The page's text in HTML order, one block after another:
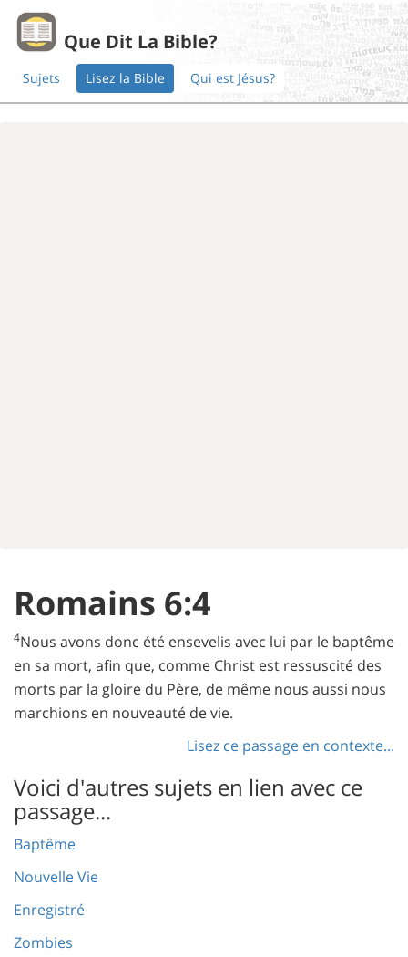
Que Dit La Bible?
Sujets Lisez la Bible Qui est Jésus?
Romains 6:4
4Nous avons donc été ensevelis avec lui par le baptême
en sa mort, afin que, comme Christ est ressuscité des
morts par la gloire du Père, de même nous aussi nous
marchions en nouveauté de vie.
Lisez ce passage en contexte...
Voici d'autres sujets en lien avec ce
passage...
Baptême
Nouvelle Vie
Enregistré
Zombies